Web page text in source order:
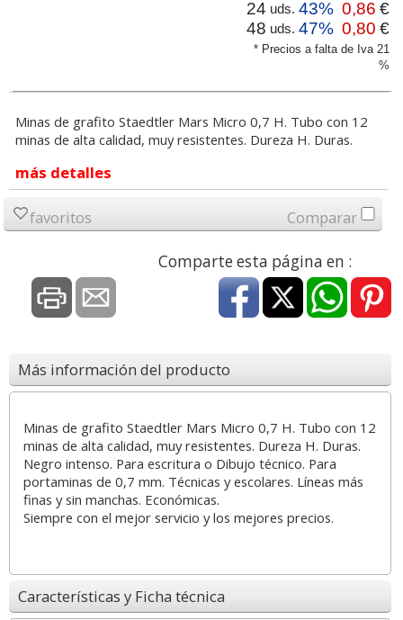
* Precios a falta de Iva 21
%
24 uds. 43% 0,86 €
48 uds. 47% 0,80 €
Minas de grafito Staedtler Mars Micro 0,7 H. Tubo con 12
minas de alta calidad, muy resistentes. Dureza H. Duras.
más detalles
favoritos Comparar
Comparte esta página en :
Más información del producto
Minas de grafito Staedtler Mars Micro 0,7 H. Tubo con 12
minas de alta calidad, muy resistentes. Dureza H. Duras.
Negro intenso. Para escritura o Dibujo técnico. Para
portaminas de 0,7 mm. Técnicas y escolares. Líneas más
finas y sin manchas. Económicas.
Siempre con el mejor servicio y los mejores precios.
Características y Ficha técnica